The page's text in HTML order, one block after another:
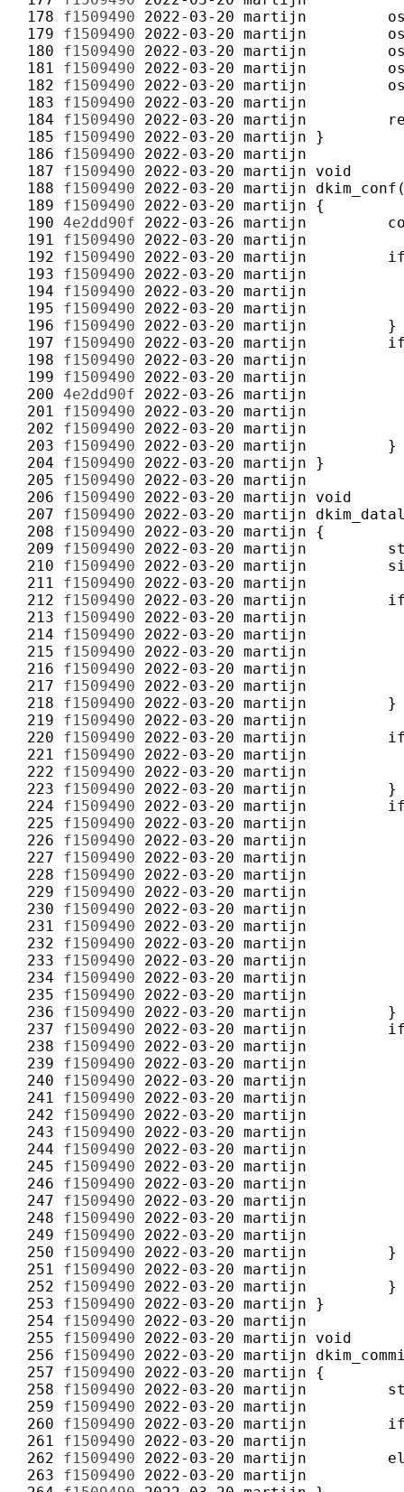
178 f1509490 2022-03-20 martijn
179 f1509490 2022-03-20 martijn
180 f1509490 2022-03-20 martijn
181 f1509490 2022-03-20 martijn
182 f1509490 2022-03-20 martijn
183 f1509490 2022-03-20 martijn
184 f1509490 2022-03-20 martijn
185 f1509490 2022-03-20 martijn
186 f1509490 2022-03-20 martijn
187 f1509490 2022-03-20 martijn
188 f1509490 2022-03-20 martijn
189 f1509490 2022-03-20 martijn
190 4e2dd90f 2022-03-26 martijn
191 f1509490 2022-03-20 martijn
192 f1509490 2022-03-20 martijn
193 f1509490 2022-03-20 martijn
194 f1509490 2022-03-20 martijn
195 f1509490 2022-03-20 martijn
196 f1509490 2022-03-20 martijn
197 f1509490 2022-03-20 martijn
198 f1509490 2022-03-20 martijn
199 f1509490 2022-03-20 martijn
200 4e2dd90f 2022-03-26 martijn
201 f1509490 2022-03-20 martijn
202 f1509490 2022-03-20 martijn
203 f1509490 2022-03-20 martijn
204 f1509490 2022-03-20 martijn
205 f1509490 2022-03-20 martijn
206 f1509490 2022-03-20 martijn
207 f1509490 2022-03-20 martijn
208 f1509490 2022-03-20 martijn
209 f1509490 2022-03-20 martijn
210 f1509490 2022-03-20 martijn
211 f1509490 2022-03-20 martijn
212 f1509490 2022-03-20 martijn
213 f1509490 2022-03-20 martijn
214 f1509490 2022-03-20 martijn
215 f1509490 2022-03-20 martijn
216 f1509490 2022-03-20 martijn
217 f1509490 2022-03-20 martijn
218 f1509490 2022-03-20 martijn
219 f1509490 2022-03-20 martijn
220 f1509490 2022-03-20 martijn
221 f1509490 2022-03-20 martijn
222 f1509490 2022-03-20 martijn
223 f1509490 2022-03-20 martijn
224 f1509490 2022-03-20 martijn
225 f1509490 2022-03-20 martijn
226 f1509490 2022-03-20 martijn
227 f1509490 2022-03-20 martijn
228 f1509490 2022-03-20 martijn
229 f1509490 2022-03-20 martijn
230 f1509490 2022-03-20 martijn
231 f1509490 2022-03-20 martijn
232 f1509490 2022-03-20 martijn
233 f1509490 2022-03-20 martijn
234 f1509490 2022-03-20 martijn
235 f1509490 2022-03-20 martijn
236 f1509490 2022-03-20 martijn
237 f1509490 2022-03-20 martijn
238 f1509490 2022-03-20 martijn
239 f1509490 2022-03-20 martijn
240 f1509490 2022-03-20 martijn
241 f1509490 2022-03-20 martijn
242 f1509490 2022-03-20 martijn
243 f1509490 2022-03-20 martijn
244 f1509490 2022-03-20 martijn
245 f1509490 2022-03-20 martijn
246 f1509490 2022-03-20 martijn
247 f1509490 2022-03-20 martijn
248 f1509490 2022-03-20 martijn
249 f1509490 2022-03-20 martijn
250 f1509490 2022-03-20 martijn
251 f1509490 2022-03-20 martijn
252 f1509490 2022-03-20 martijn
253 f1509490 2022-03-20 martijn
254 f1509490 2022-03-20 martijn
255 f1509490 2022-03-20 martijn
256 f1509490 2022-03-20 martijn
257 f1509490 2022-03-20 martijn
258 f1509490 2022-03-20 martijn
259 f1509490 2022-03-20 martijn
260 f1509490 2022-03-20 martijn
261 f1509490 2022-03-20 martijn
262 f1509490 2022-03-20 martijn
263 f1509490 2022-03-20 martijn